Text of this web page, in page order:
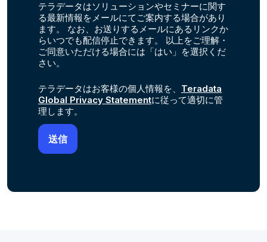
テラデータはソリューションやセミナーに関す
る最新情報をメールにてご案内する場合があり
ます。 なお、お送りするメールにあるリンクか
らいつでも配信停止できます。 以上をご理解・
ご同意いただける場合には「はい」を選択くだ
さい。
テラデータはお客様の個人情報を、 Teradata
Global Privacy Statementに従って適切に管
理します。